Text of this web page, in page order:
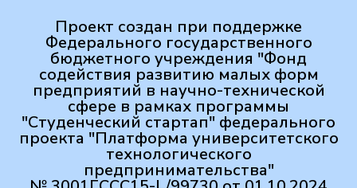
Проект создан при поддержке
Федерального государственного
бюджетного учреждения "Фонд
содействия развитию малых форм
предприятий в научно-технической
сфере в рамках программы
"Студенческий стартап" федерального
проекта "Платформа университетского
технологического
предпринимательства"